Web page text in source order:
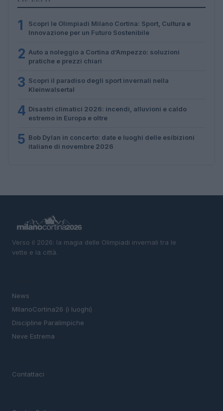
1
Scopri le Olimpiadi Milano Cortina: Sport, Cultura e
Innovazione per un Futuro Sostenibile
2 Auto a noleggio a Cortina d’Ampezzo: soluzioni
pratiche e prezzi chiari
3 Scopri il paradiso degli sport invernali nella
Kleinwalsertal
4 Disastri climatici 2026: incendi, alluvioni e caldo
estremo in Europa e oltre
5 Bob Dylan in concerto: date e luoghi delle esibizioni
italiane di novembre 2026
Verso il 2026: la magia delle Olimpiadi invernali tra le
vette e la città.
News
MIlanoCortina26 (i luoghi)
Discipline Paralimpiche
Neve Estrema
Contattaci